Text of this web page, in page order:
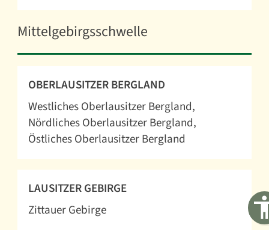
Mittelgebirgsschwelle
OBERLAUSITZER BERGLAND
Westliches Oberlausitzer Bergland
Nördliches Oberlausitzer Bergland
Östliches Oberlausitzer Bergland
LAUSITZER GEBIRGE
Zittauer Gebirge